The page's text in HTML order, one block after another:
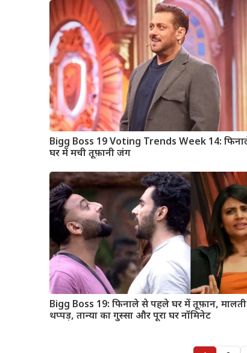
Bigg Boss 19 Voting Trends Week 14:
घर में मची तूफ़ानी जंग
Bigg Boss 19: फिनाले से पहले घर में तूफ़ान,
थप्पड़, तान्या का गुस्सा और पूरा घर नॉमिनेट